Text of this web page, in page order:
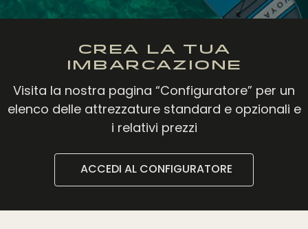
Crea la tua
imbarcazione
Visita la nostra pagina “Configuratore” per un
elenco delle attrezzature standard e opzionali e
i relativi prezzi
ACCEDI AL CONFIGURATORE